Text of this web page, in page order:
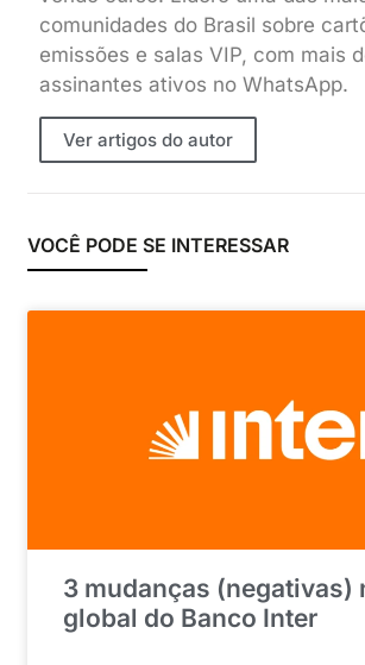
comunidades do Brasil sobre
emissões e salas VIP, com mais
assinantes ativos no WhatsApp.
Ver artigos do autor
VOCÊ PODE SE INTERESSAR
3 mudanças (negativas)
global do Banco Inter